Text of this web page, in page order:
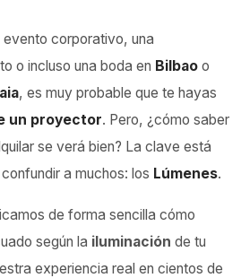
corporativo, una
o incluso una boda en Bilbaoo
, es muy probable que te hayas
un proyector. Pero, ¿cómo saber
se verá bien? La clave está
a muchos: los Lúmenes.
de forma sencilla cómo
según la iluminación de tu
experiencia real en cientos de